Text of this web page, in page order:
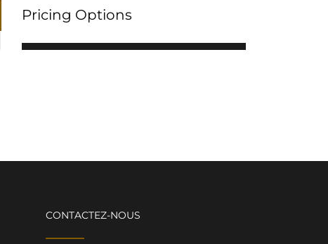
Pricing Options
CONTACTEZ-NOUS